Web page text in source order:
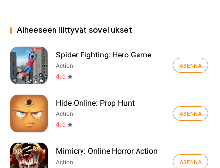
Aiheeseen liittyvät sovellukset
Spider Fighting: Hero Game
Action
4.5
ASENNA
Hide Online: Prop Hunt
Action
4.5
ASENNA
Mimicry: Online Horror Action
Action ASENNA